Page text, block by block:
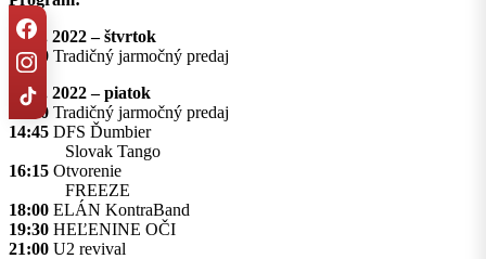
1. 12. 2022 – štvrtok
10:00 Tradičný jarmočný predaj
2. 12. 2022 – piatok
10:00 Tradičný jarmočný predaj
14:45 DFS Ďumbier
Slovak Tango
16:15 Otvorenie
FREEZE
18:00 ELÁN KontraBand
19:30 HEĽENINE OČI
21:00 U2 revival